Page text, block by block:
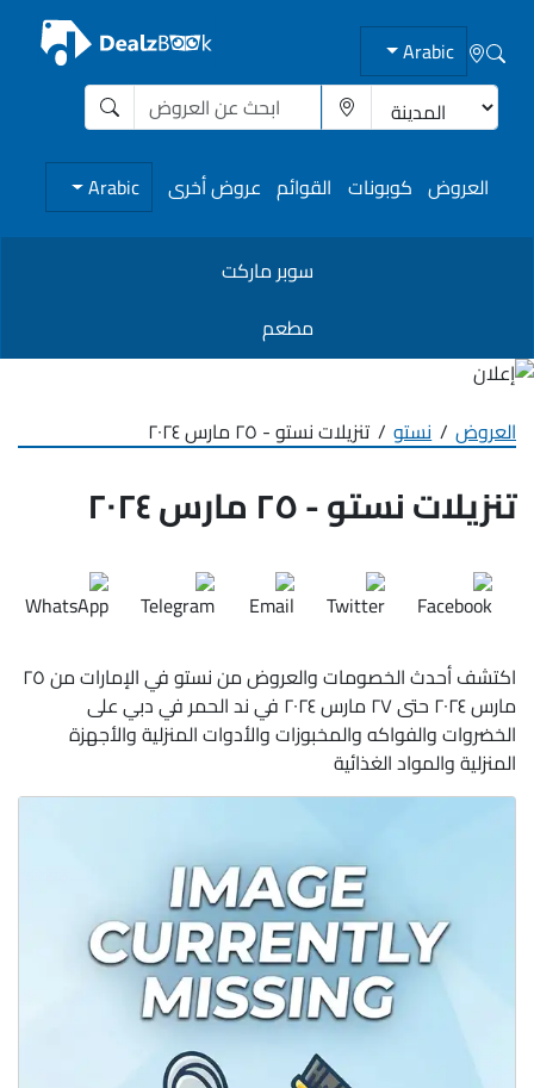
Arabic
العروض كوبونات القوائم عروض أخرى Arabic
سوبر ماركت
مطعم
العروض نستو تنزيلات نستو - ٢٥ مارس ٢٠٢٤
تنزيلات نستو - ٢٥ مارس ٢٠٢٤
اكتشف أحدث الخصومات والعروض من نستو في الإمارات من ٢٥
مارس ٢٠٢٤ حتى ٢٧ مارس ٢٠٢٤ في ند الحمر في دبي على
الخضروات والفواكه والمخبوزات والأدوات المنزلية والأجهزة
المنزلية والمواد الغذائية